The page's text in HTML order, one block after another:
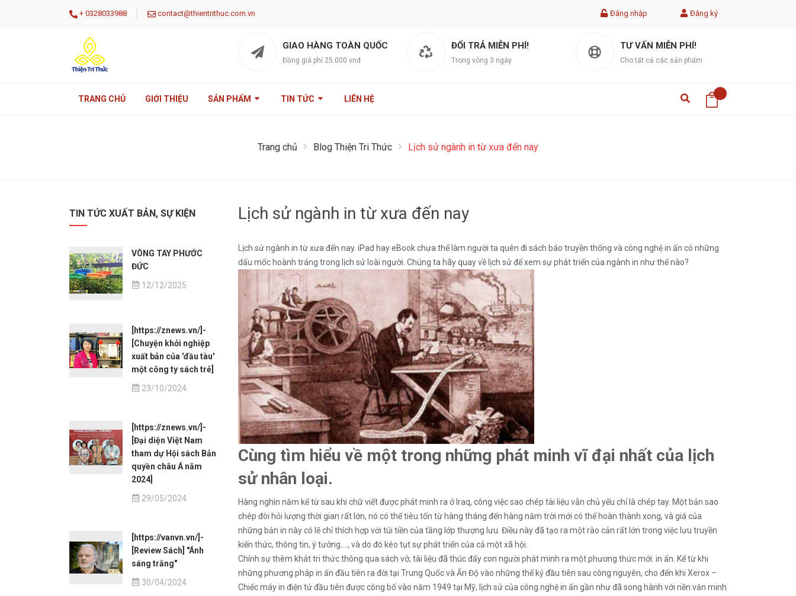
+ 0328033988 | contact@thientrithuc.com.vn Đăng nhập Đăng ký
GIAO HÀNG TOÀN QUỐC
Đồng giá phí 25.000 vnđ
ĐỔI TRẢ MIỄN PHÍ!
Trong vòng 3 ngày
TƯ VẤN MIỄN PHÍ!
Cho tất cả các sản phẩm
TRANG CHỦ GIỚI THIỆU SẢN PHẨM TIN TỨC LIÊN HỆ
Trang chủ Blog Thiện Tri Thức Lịch sử ngành in từ xưa đến nay
TIN TỨC XUẤT BẢN, SỰ KIỆN
VÒNG TAY PHƯỚC
ĐỨC
12/12/2025
[https://znews.vn/]-
[Chuyện khởi nghiệp
xuất bản của 'đầu tàu'
một công ty sách trẻ]
23/10/2024
[https://znews.vn/]-
[Đại diện Việt Nam
tham dự Hội sách Bản
quyền châu Á năm
2024]
29/05/2024
[https://vanvn.vn/]-
[Review Sách] "Ánh
sáng trắng"
30/04/2024
Lịch sử ngành in từ xưa đến nay
Lịch sử ngành in từ xưa đến nay. iPad hay eBook chưa thể làm người ta quên đi sách báo truyền thống và công nghệ in ấn có những
dấu mốc hoành tráng trong lịch sử loài người. Chúng ta hãy quay về lịch sử để xem sự phát triển của ngành in như thế nào?
Cùng tìm hiểu về một trong những phát minh vĩ đại nhất của lịch
sử nhân loại.
Hàng nghìn năm kể từ sau khi chữ viết được phát minh ra ở Iraq, công việc sao chép tài liệu vẫn chủ yếu chỉ là chép tay. Một bản sao
chép đòi hỏi lượng thời gian rất lớn, nó có thể tiêu tốn từ hàng tháng đến hàng năm trời mới có thể hoàn thành xong, và giá của
những bản in này có lẽ chỉ thích hợp với túi tiền của tầng lớp thượng lưu. Điều này đã tạo ra một rào cản rất lớn trong việc lưu truyền
kiến thức, thông tin, ý tưởng…., và do đó kéo tụt sự phát triển của cả một xã hội.
Chính sự thèm khát tri thức thông qua sách vở, tài liệu đã thúc đẩy con người phát minh ra một phương thức mới: in ấn. Kể từ khi
những phương pháp in ấn đầu tiên ra đời tại Trung Quốc và Ấn Độ vào những thế kỷ đầu tiên sau công nguyên, cho đến khi Xerox –
Chiếc máy in điện tử đầu tiên được công bố vào năm 1949 tại Mỹ, lịch sử của công nghệ in ấn gần như đã song hành với nền văn minh